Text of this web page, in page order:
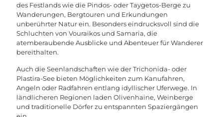
des Festlands wie die Pindos- oder Taygetos-Berge zu
Wanderungen, Bergtouren und Erkundungen
unberührter Natur ein. Besonders eindrucksvoll sind die
Schluchten von Vouraikos und Samaria, die
atemberaubende Ausblicke und Abenteuer für Wanderer
bereithalten.
Auch die Seenlandschaften wie der Trichonida- oder
Plastira-See bieten Möglichkeiten zum Kanufahren,
Angeln oder Radfahren entlang idyllischer Uferwege. In
ländlicheren Regionen laden Olivenhaine, Weinberge
und traditionelle Dörfer zu entspannten Spaziergängen